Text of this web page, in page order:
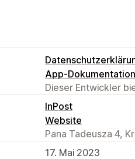
App-Dokumentation
Dieser Entwickler
InPost
Website
Pana Tadeusza 4,
17. Mai 2023